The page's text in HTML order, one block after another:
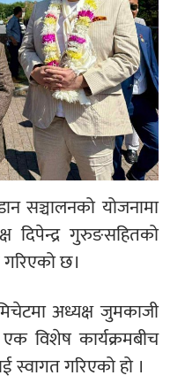
सञ्चालनको योजनामा
दिपेन्द्र गुरुङसहितको
छ।
अध्यक्ष जुमकाजी
विशेष कार्यक्रमबीच
स्वागत गरिएको हो ।